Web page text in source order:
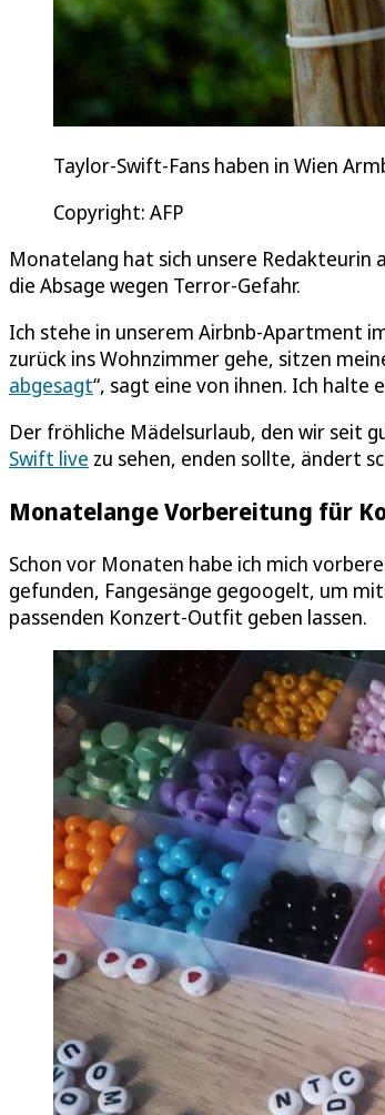
Taylor-Swift-Fans haben in Wien
Copyright: AFP
Monatelang hat sich unsere
die Absage wegen Terror-Gefahr.
Ich stehe in unserem Airbnb-Apartment
zurück ins Wohnzimmer gehe, sitzen
abgesagt“, sagt eine von ihnen. Ich halte
Der fröhliche Mädelsurlaub, den wir seit
Swift live zu sehen, enden sollte, ändert
Monatelange Vorbereitung für
Schon vor Monaten habe ich mich
gefunden, Fangesänge gegoogelt, um
passenden Konzert-Outfit geben lassen.